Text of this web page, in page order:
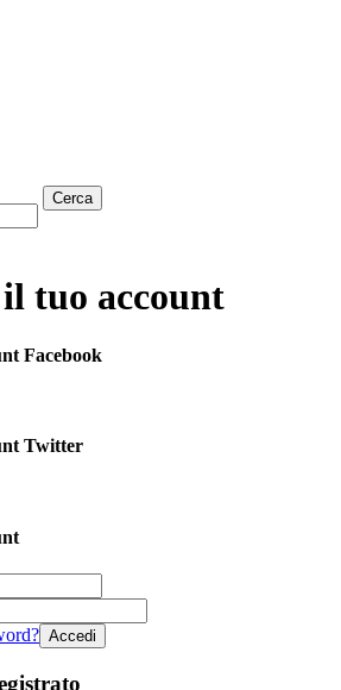
Cerca
tuo account
Facebook
Twitter